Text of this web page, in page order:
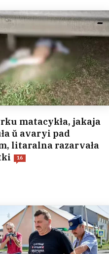
matacykła, jakaja
ŭ avaryi pad
litaralna razarvała
16